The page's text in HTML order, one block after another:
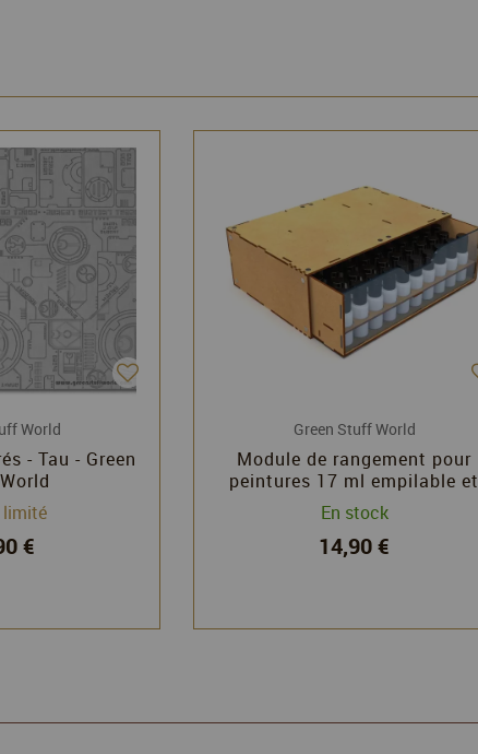
World
- Tau - Green
€
Green Stuff World
Module de rangement pour
peintures 17 ml empilable et
aimanté - Green Stuff World
En stock
14,90 €